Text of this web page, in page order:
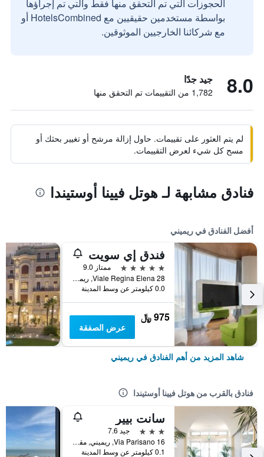
الحجوزات التي تم التحقق منها فقط والتي تم إجراؤها
بواسطة مستخدمين حقيقيين مع HotelsCombined أو
مع شركائنا الخارجيين الموثوقين.
8.0 جيد جدًا
1,782 من التقييمات تم التحقق منها
لم يتم العثور على تقييمات. حاول إزالة مرشح أو تغيير بحثك أو
مسح كل شيء لعرض التقييمات.
فنادق مشابهة لـ هوتل فيينا أوستيندا
أفضل الفنادق في ريميني
فندق إي سويت
5 نجوم
ممتاز 9.0
Viale Regina Elena 28, ريميني, مقاطعة ريميني, إيطاليا
0.0 كيلومتر عن وسط المدينة
975 ﷼
عرض الصفقة
شاهد المزيد من أهم الفنادق في ريميني
فنادق بالقرب من هوتل فيينا أوستيندا
سانت بيير
3 نجوم
جيد 7.6
Via Parisano 16, ريميني, مقاطعة ريميني, إيطاليا
0.1 كيلومتر عن وسط المدينة